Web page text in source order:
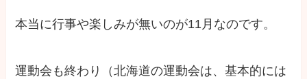
本当に行事や楽しみが無いのが11月なのです。
運動会も終わり（北海道の運動会は、基本的には